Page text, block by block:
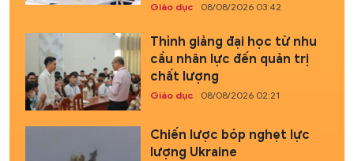
Giáo dục 08/08/2026 03:42
Thỉnh giảng đại học từ nhu
cầu nhân lực đến quản trị
chất lượng
Giáo dục 08/08/2026 02:21
Chiến lược bóp nghẹt lực
lượng Ukraine